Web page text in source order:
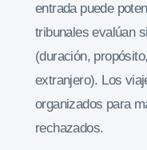
entrada puede
tribunales evalúan
(duración,
extranjero). Los
organizados para
rechazados.